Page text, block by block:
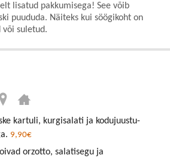
lisatud pakkumisega! See võib
puududa. Näiteks kui söögikoht on
suletud.
kartuli, kurgisalati ja kodujuustu-
9,90€
orzotto, salatisegu ja